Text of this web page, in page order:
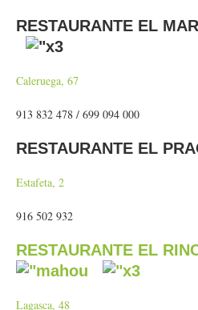
RESTAURANTE EL
Caleruega, 67
913 832 478 / 699 094 000
RESTAURANTE EL
Estafeta, 2
916 502 932
RESTAURANTE EL
Lagasca, 48